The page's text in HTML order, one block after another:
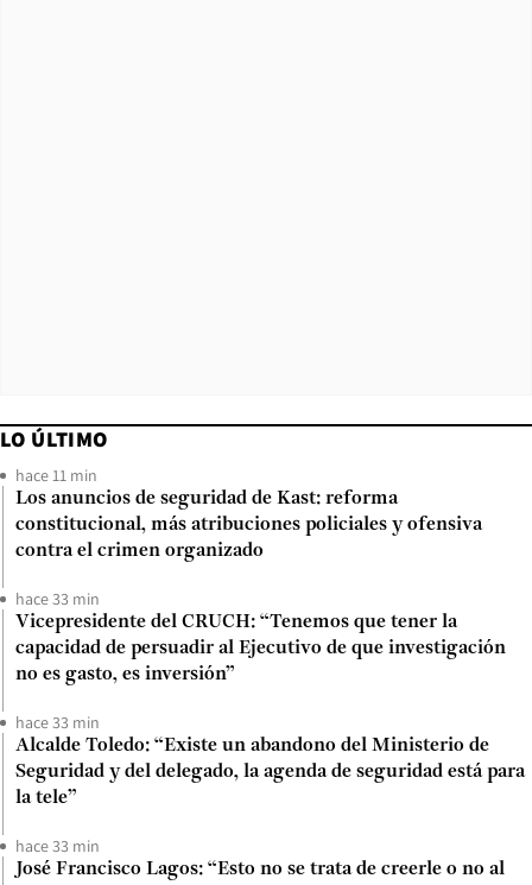
LO ÚLTIMO
hace 11 min
Los anuncios de seguridad de Kast: reforma
constitucional, más atribuciones policiales y ofensiva
contra el crimen organizado
hace 33 min
Vicepresidente del CRUCH: “Tenemos que tener la
capacidad de persuadir al Ejecutivo de que investigación
no es gasto, es inversión”
hace 33 min
Alcalde Toledo: “Existe un abandono del Ministerio de
Seguridad y del delegado, la agenda de seguridad está para
la tele”
hace 33 min
José Francisco Lagos: “Esto no se trata de creerle o no al